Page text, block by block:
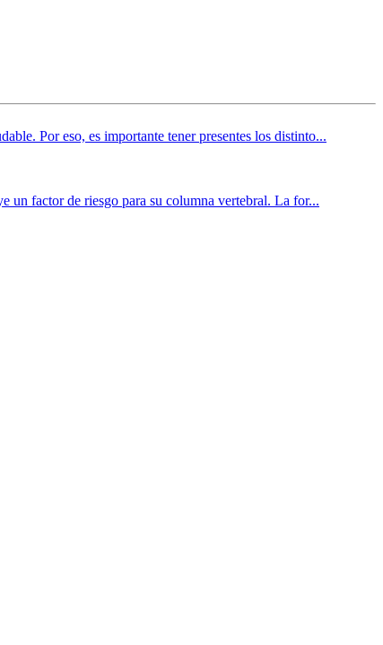
Por eso, es importante tener presentes los distinto...
un factor de riesgo para su columna vertebral. La for...